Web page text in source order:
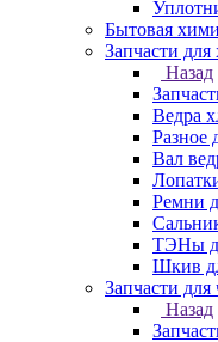
Бытовая
Запчасти для
Назад
Ведра
Разное
Вал
Ремни
ТЭНы
Шкив
Запчасти
Назад